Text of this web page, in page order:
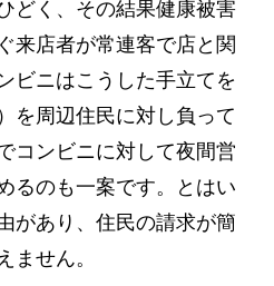
どく、その結果健康被害
来店者が常連客で店と関
ビニはこうした手立てを
を周辺住民に対し負って
コンビニに対して夜間営
るのも一案です。とはい
があり、住民の請求が簡
ません。